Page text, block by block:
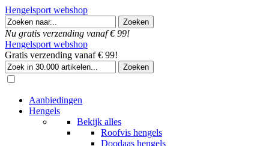
Hengelsport webshop
Nu gratis verzending vanaf € 99!
Hengelsport webshop
Gratis verzending vanaf € 99!
Aanbiedingen
Hengels
Bekijk alles
Roofvis hengels
Doodaas hengels